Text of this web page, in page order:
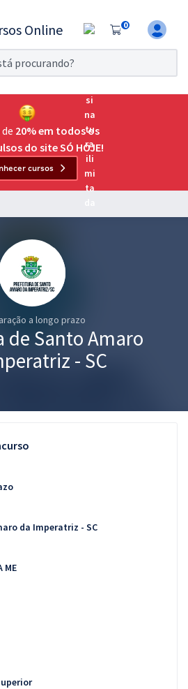
0
grátis por 7 dias!
para o Exame da
para as principais
20% em todos os
do site SÓ HOJE!
cursos
a longo prazo
de Santo Amaro
- SC
da Imperatriz - SC
ME